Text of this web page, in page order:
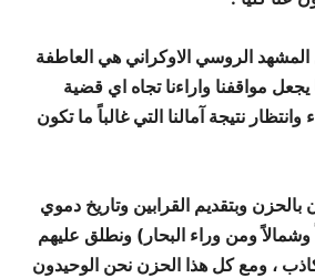
الروسي الاوكراني هي العاطفة
يجعل مواقفنا واراءنا تجاه اي قضية
نتيجة آمالنا التي غالباً ما تكون
وبتقديم القرابين وتاريخ دموي
وشمالاً ومن وراء البحار) ونطلق عليهم
، ومع كل هذا الحزن نحن الوحيدون